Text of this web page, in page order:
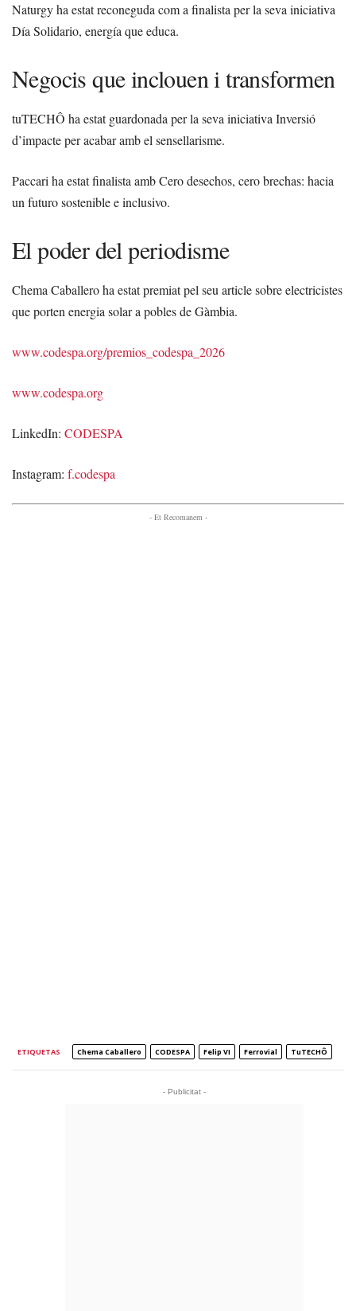
Naturgy ha estat reconeguda com a finalista per la seva iniciativa
Día Solidario, energía que educa.
Negocis que inclouen i transformen
tuTECHÔ ha estat guardonada per la seva iniciativa Inversió
d’impacte per acabar amb el sensellarisme.
Paccari ha estat finalista amb Cero desechos, cero brechas: hacia
un futuro sostenible e inclusivo.
El poder del periodisme
Chema Caballero ha estat premiat pel seu article sobre electricistes
que porten energia solar a pobles de Gàmbia.
www.codespa.org/premios_codespa_2026
www.codespa.org
LinkedIn: CODESPA
Instagram: f.codespa
- Et Recomanem -
ETIQUETAS Chema Caballero CODESPA Felip VI Ferrovial TuTECHÔ
- Publicitat -